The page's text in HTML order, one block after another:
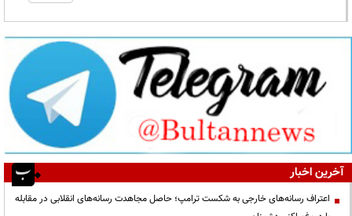
آخرین اخبار
اعتراف رسانه‌های خارجی به شکست ترامپ؛ حاصل مجاهدت رسانه‌های انقلابی در مقابله